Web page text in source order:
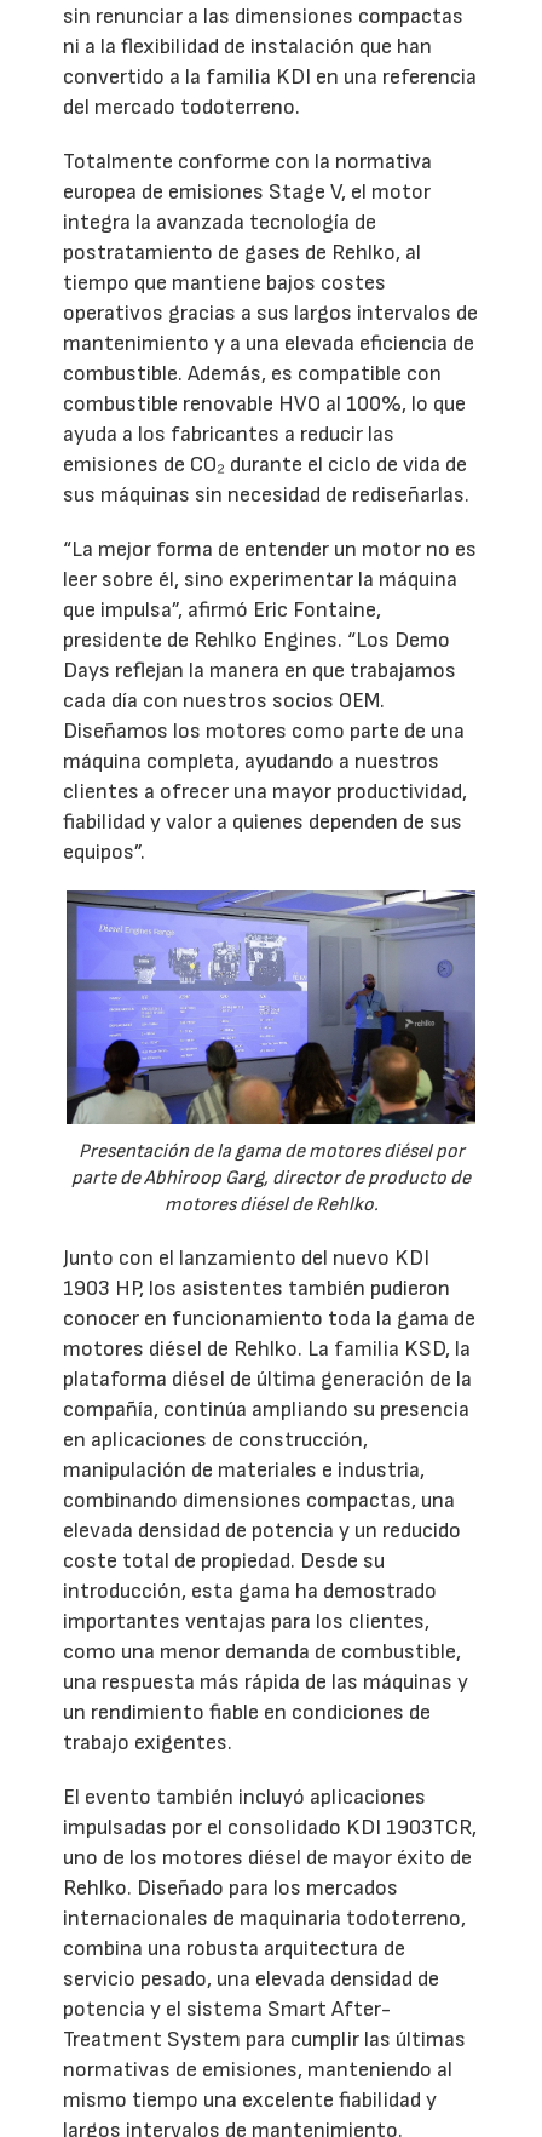
sin renunciar a las dimensiones compactas
ni a la flexibilidad de instalación que han
convertido a la familia KDI en una referencia
del mercado todoterreno.
Totalmente conforme con la normativa
europea de emisiones Stage V, el motor
integra la avanzada tecnología de
postratamiento de gases de Rehlko, al
tiempo que mantiene bajos costes
operativos gracias a sus largos intervalos de
mantenimiento y a una elevada eficiencia de
combustible. Además, es compatible con
combustible renovable HVO al 100%, lo que
ayuda a los fabricantes a reducir las
emisiones de CO₂ durante el ciclo de vida de
sus máquinas sin necesidad de rediseñarlas.
“La mejor forma de entender un motor no es
leer sobre él, sino experimentar la máquina
que impulsa”, afirmó Eric Fontaine,
presidente de Rehlko Engines. “Los Demo
Days reflejan la manera en que trabajamos
cada día con nuestros socios OEM.
Diseñamos los motores como parte de una
máquina completa, ayudando a nuestros
clientes a ofrecer una mayor productividad,
fiabilidad y valor a quienes dependen de sus
equipos”.
Presentación de la gama de motores diésel por
parte de Abhiroop Garg, director de producto de
motores diésel de Rehlko.
Junto con el lanzamiento del nuevo KDI
1903 HP, los asistentes también pudieron
conocer en funcionamiento toda la gama de
motores diésel de Rehlko. La familia KSD, la
plataforma diésel de última generación de la
compañía, continúa ampliando su presencia
en aplicaciones de construcción,
manipulación de materiales e industria,
combinando dimensiones compactas, una
elevada densidad de potencia y un reducido
coste total de propiedad. Desde su
introducción, esta gama ha demostrado
importantes ventajas para los clientes,
como una menor demanda de combustible,
una respuesta más rápida de las máquinas y
un rendimiento fiable en condiciones de
trabajo exigentes.
El evento también incluyó aplicaciones
impulsadas por el consolidado KDI 1903TCR,
uno de los motores diésel de mayor éxito de
Rehlko. Diseñado para los mercados
internacionales de maquinaria todoterreno,
combina una robusta arquitectura de
servicio pesado, una elevada densidad de
potencia y el sistema Smart After-
Treatment System para cumplir las últimas
normativas de emisiones, manteniendo al
mismo tiempo una excelente fiabilidad y
largos intervalos de mantenimiento.